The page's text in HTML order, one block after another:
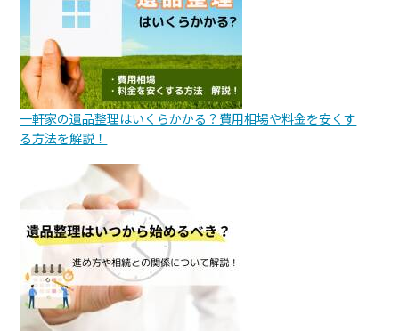
一軒家の遺品整理はいくらかかる？費用相場や料金を安くす
る方法を解説！